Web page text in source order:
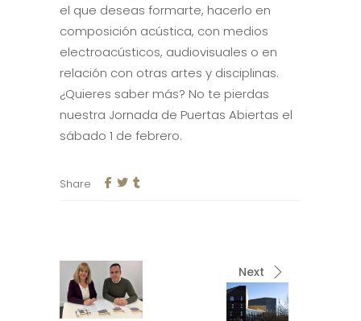
el que deseas formarte, hacerlo en
composición acústica, con medios
electroacústicos, audiovisuales o en
relación con otras artes y disciplinas.
¿Quieres saber más? No te pierdas
nuestra Jornada de Puertas Abiertas el
sábado 1 de febrero.
Share
Next